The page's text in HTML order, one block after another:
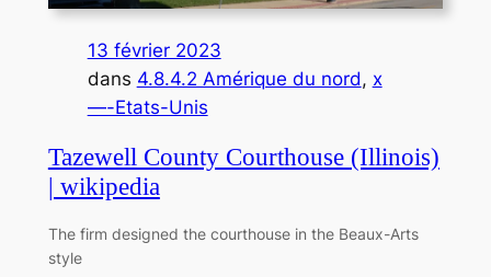
13 février 2023
dans 4.8.4.2 Amérique du nord, x
—-Etats-Unis
Tazewell County Courthouse (Illinois)
| wikipedia
The firm designed the courthouse in the Beaux-Arts
style